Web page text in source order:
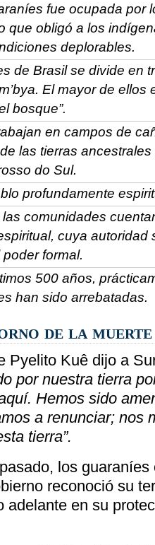
fue ocupada por
que obligó a los
deplorables.
de Brasil se divide en
El mayor de ellos
bosque”.
en campos de
las tierras
do Sul.
profundamente
comunidades
cuya autoridad
formal.
500 años,
han sido arrebatadas.
de la muerte
Pyelito Kuê dijo a
por nuestra tierra
Hemos sido
a renunciar; nos
tierra”.
los
reconoció su
adelante en su